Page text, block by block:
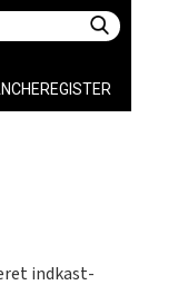
indkast-